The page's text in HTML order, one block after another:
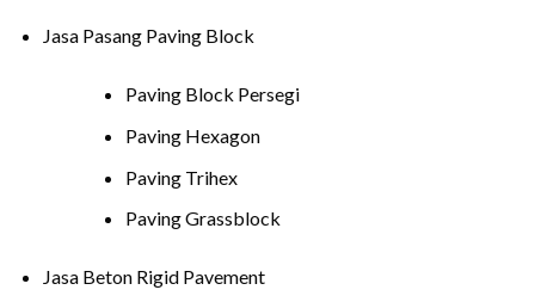
Jasa Pasang Paving Block
Paving Block Persegi
Paving Hexagon
Paving Trihex
Paving Grassblock
Jasa Beton Rigid Pavement